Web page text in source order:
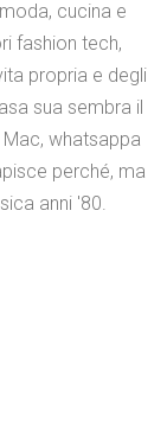
cucina e
fashion tech,
propria e degli
sua sembra il
whatsappa
perché, ma
anni '80.